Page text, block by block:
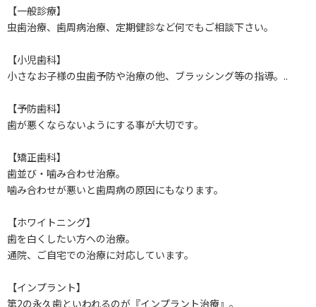
【一般診療】
虫歯治療、歯周病治療、定期健診など何でもご相談下さい。
【小児歯科】
小さなお子様の虫歯予防や治療の他、ブラッシング等の指導。..
【予防歯科】
歯が悪くならないようにする事が大切です。
【矯正歯科】
歯並び・噛み合わせ治療。
噛み合わせが悪いと歯周病の原因にもなります。
【ホワイトニング】
歯を白くしたい方への治療。
通院、ご自宅での治療に対応しています。
【インプラント】
第2の永久歯といわれるのが『インプラント治療』。